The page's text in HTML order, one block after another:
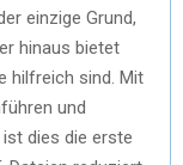
einzige Grund,
hinaus bietet
hilfreich sind. Mit
und
dies die erste